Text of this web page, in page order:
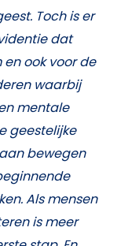
Toch is er
dat
ook voor de
waarbij
mentale
geestelijke
bewegen
Als mensen
is meer